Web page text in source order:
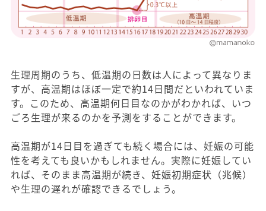
生理周期のうち、低温期の日数は人によって異なりま
すが、高温期はほぼ一定で約14日間だといわれていま
す。このため、高温期何日目なのかがわかれば、いつ
ごろ生理が来るのかを予測をすることができます。
高温期が14日目を過ぎても続く場合には、妊娠の可能
性を考えても良いかもしれません。実際に妊娠してい
れば、そのまま高温期が続き、妊娠初期症状（兆候）
や生理の遅れが確認できるでしょう。